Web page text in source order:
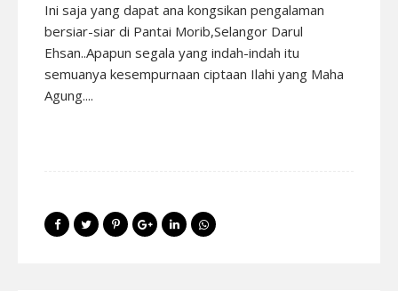
Ini saja yang dapat ana kongsikan pengalaman
bersiar-siar di Pantai Morib,Selangor Darul
Ehsan..Apapun segala yang indah-indah itu
semuanya kesempurnaan ciptaan Ilahi yang Maha
Agung....